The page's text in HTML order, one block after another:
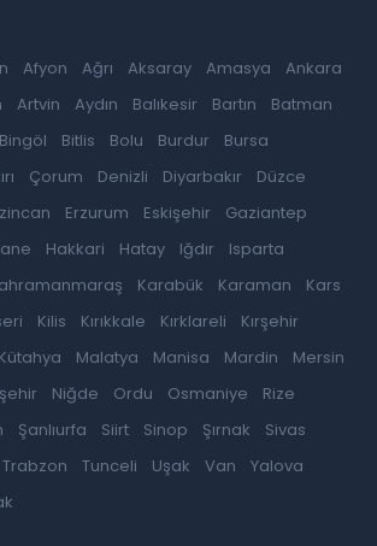
Afyon Ağrı Aksaray Amasya
Ankara
Artvin Aydın Balıkesir Bartın
Batman
Bingöl Bitlis Bolu Burdur
Bursa
Çorum Denizli Diyarbakır
Düzce
Erzurum Eskişehir
Gaziantep
Hakkari Hatay Iğdır
Isparta
Karabük Karaman
Kars
Kilis Kırıkkale Kırklareli
Kırşehir
Kütahya Malatya Manisa Mardin
Mersin
Niğde Ordu Osmaniye
Rize
Şanlıurfa Siirt Sinop Şırnak
Sivas
Trabzon Tunceli Uşak Van
Yalova